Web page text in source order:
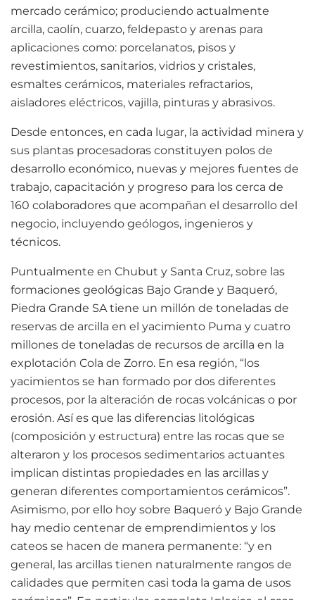
mercado cerámico; produciendo actualmente
arcilla, caolín, cuarzo, feldepasto y arenas para
aplicaciones como: porcelanatos, pisos y
revestimientos, sanitarios, vidrios y cristales,
esmaltes cerámicos, materiales refractarios,
aisladores eléctricos, vajilla, pinturas y abrasivos.
Desde entonces, en cada lugar, la actividad minera y
sus plantas procesadoras constituyen polos de
desarrollo económico, nuevas y mejores fuentes de
trabajo, capacitación y progreso para los cerca de
160 colaboradores que acompañan el desarrollo del
negocio, incluyendo geólogos, ingenieros y
técnicos.
Puntualmente en Chubut y Santa Cruz, sobre las
formaciones geológicas Bajo Grande y Baqueró,
Piedra Grande SA tiene un millón de toneladas de
reservas de arcilla en el yacimiento Puma y cuatro
millones de toneladas de recursos de arcilla en la
explotación Cola de Zorro. En esa región, “los
yacimientos se han formado por dos diferentes
procesos, por la alteración de rocas volcánicas o por
erosión. Así es que las diferencias litológicas
(composición y estructura) entre las rocas que se
alteraron y los procesos sedimentarios actuantes
implican distintas propiedades en las arcillas y
generan diferentes comportamientos cerámicos”.
Asimismo, por ello hoy sobre Baqueró y Bajo Grande
hay medio centenar de emprendimientos y los
cateos se hacen de manera permanente: “y en
general, las arcillas tienen naturalmente rangos de
calidades que permiten casi toda la gama de usos